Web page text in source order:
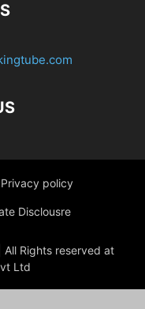
Privacy policy
Disclousre
Rights reserved at
Ltd